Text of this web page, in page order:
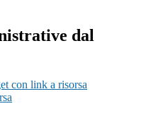
dal
con link a risorsa